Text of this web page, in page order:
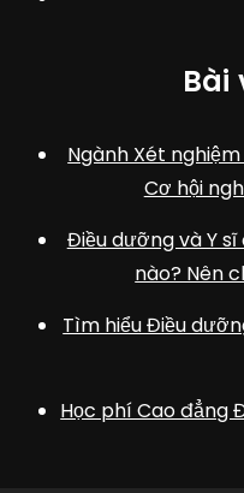
Bài
Ngành Xét
Cơ hội
Điều dưỡng và Y
nào? Nên
Tìm hiểu Điều
Học phí Cao đẳng